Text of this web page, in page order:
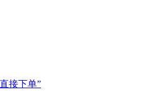
接下单”